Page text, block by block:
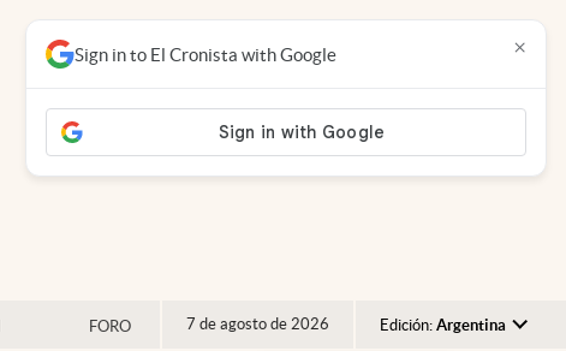
FORO 7 de agosto de 2026 Edición: Argentina
Sign in to El Cronista with Google ×